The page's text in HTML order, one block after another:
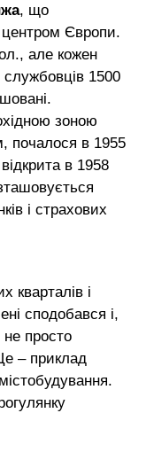
, що
Європи.
але кожен
1500
зоною
почалося в 1955
в 1958
і страхових
кварталів і
сподобався і,
не просто
– приклад